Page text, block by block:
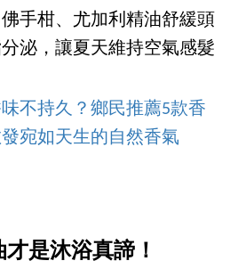
手柑、尤加利精油舒緩頭
泌，讓夏天維持空氣感髮
不持久？鄉民推薦5款香
宛如天生的自然香氣
是沐浴真諦！